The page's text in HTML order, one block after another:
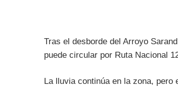
Tras el desborde del Arroyo
puede circular por Ruta Nacional
La lluvia continúa en la zona,